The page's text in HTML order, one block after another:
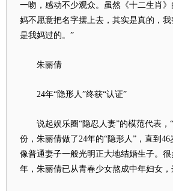
一吻，感动不少观众。虽然《十二生肖
妈不愿意把名字摆上去，其实是真的，
是我妈过的。”
朱丽倩
24年“隐形人”终获“认证”
说起娱乐圈“隐忍人妻”的模范代表，“
份，朱丽倩做了24年的“隐形人”，直到
像普通妻子一般光明正大地结婚生子。
年，朱丽倩已从青春少女熬成中年妇女